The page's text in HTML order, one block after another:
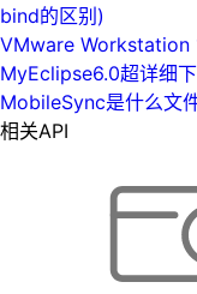
bind的区别)
VMware Workstation
MyEclipse6.0超详细
MobileSync是什么文
相关API